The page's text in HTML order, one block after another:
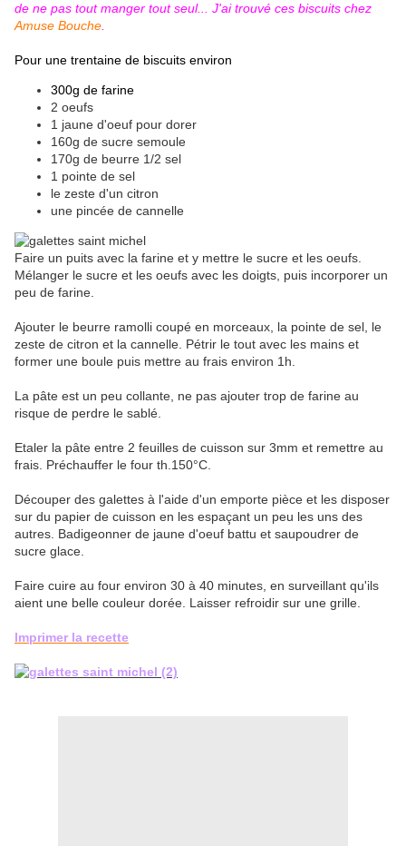
de ne pas tout manger tout seul... J'ai trouvé ces biscuits chez
Amuse Bouche
Pour une trentaine de biscuits environ
300g de farine
2 oeufs
1 jaune d'oeuf pour dorer
160g de sucre semoule
170g de beurre 1/2 sel
1 pointe de sel
le zeste d'un citron
une pincée de cannelle
Faire un puits avec la farine et y mettre le sucre et les oeufs.
Mélanger le sucre et les oeufs avec les doigts, puis incorporer un
peu de farine.
Ajouter le beurre ramolli coupé en morceaux, la pointe de sel, le
zeste de citron et la cannelle. Pétrir le tout avec les mains et
former une boule puis mettre au frais environ 1h.
La pâte est un peu collante, ne pas ajouter trop de farine au
risque de perdre le sablé.
Etaler la pâte entre 2 feuilles de cuisson sur 3mm et remettre au
frais. Préchauffer le four th.150°C.
Découper des galettes à l'aide d'un emporte pièce et les disposer
sur du papier de cuisson en les espaçant un peu les uns des
autres. Badigeonner de jaune d'oeuf battu et saupoudrer de
sucre glace.
Faire cuire au four environ 30 à 40 minutes, en surveillant qu'ils
aient une belle couleur dorée. Laisser refroidir sur une grille.
Imprimer la recette